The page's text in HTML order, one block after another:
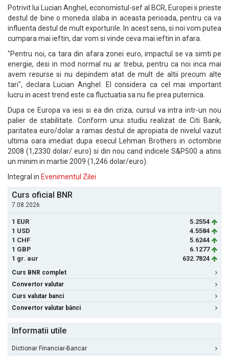
Potrivit lui Lucian Anghel, economistul-sef al BCR, Europei ii prieste
destul de bine o moneda slaba in aceasta perioada, pentru ca va
influenta destul de mult exporturile. In acest sens, si noi vom putea
cumpara mai ieftin, dar vom si vinde ceva mai ieftin in afara.
"Pentru noi, ca tara din afara zonei euro, impactul se va simti pe
energie, desi in mod normal nu ar trebui, pentru ca noi inca mai
avem resurse si nu depindem atat de mult de altii precum alte
tari", declara Lucian Anghel. El considera ca cel mai important
lucru in acest trend este ca fluctuatia sa nu fie prea puternica.
Dupa ce Europa va iesi si ea din criza, cursul va intra intr-un nou
palier de stabilitate. Conform unui studiu realizat de Citi Bank,
paritatea euro/dolar a ramas destul de apropiata de nivelul vazut
ultima oara imediat dupa esecul Lehman Brothers in octombrie
2008 (1,2330 dolar/ euro) si din nou cand indicele S&P500 a atins
un minim in martie 2009 (1,246 dolar/euro).
Integral in Evenimentul Zilei
Curs oficial BNR
7.08.2026
1 EUR
5.2554
1 USD
4.5584
1 CHF
5.6244
1 GBP
6.1277
1 gr. aur
632.7824
Curs BNR complet
Convertor valutar
Curs valutar banci
Convertor valutar bănci
Informatii utile
Dictionar Financiar-Bancar